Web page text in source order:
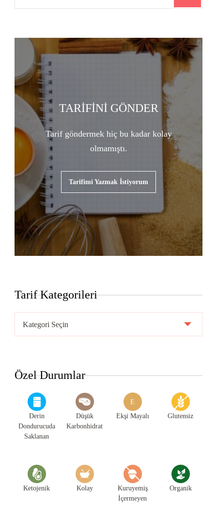
TARİFİNİ GÖNDER
Tarif göndermek hiç bu kadar kolay
olmamıştı.
Tarifimi Yazmak İstiyorum
Tarif Kategorileri
Kategorileri
Özel Durumlar
Derin
Dondurucuda
Saklanan
Düşük
Karbonhidrat
E
Ekşi Mayalı Glutensiz
Ketojenik Kolay
Kuruyemiş
İçermeyen
Organik